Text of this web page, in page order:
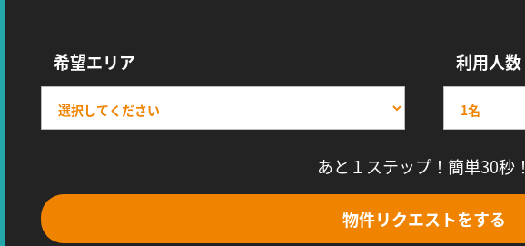
希望エリア 利用人数
あと１ステップ！簡単30秒！
物件リクエストをする